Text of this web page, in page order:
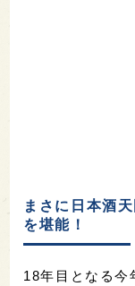
まさに日本酒
を堪能！
18年目となる今